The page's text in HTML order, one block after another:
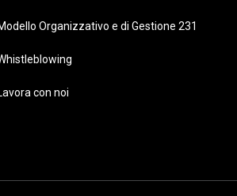
Organizzativo e di Gestione 231
con noi